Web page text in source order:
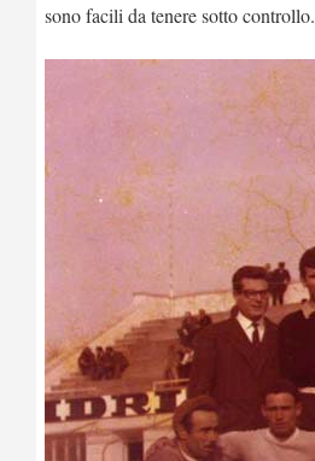
sono facili da tenere sotto controllo.